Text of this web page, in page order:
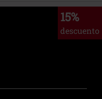
15%
descuento